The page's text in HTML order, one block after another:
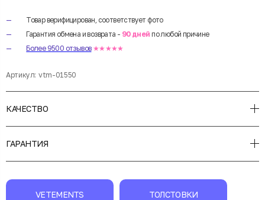
Товар верифицирован, соответствует фото
Гарантия обмена и возврата - 90 дней по любой причине
Более 9500 отзывов ★★★★★
Артикул: vtm-01550
КАЧЕСТВО
ГАРАНТИЯ
VETEMENTS ТОЛСТОВКИ